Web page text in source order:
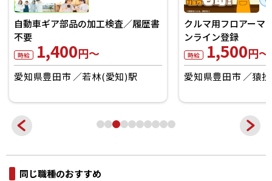
自動車ギア部品の加工検査／履歴書
不要
時給 1,400円～
愛知県豊田市 若林(愛知)駅
クルマ用フロアーマ
ンライン登録
時給 1,500円～
愛知県豊田市 猿
同じ職種のおすすめ